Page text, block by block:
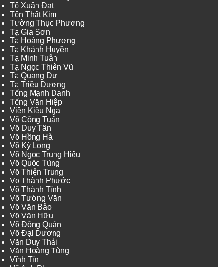
Tô Xuân Đạt
Tôn Thất Kim
Tường Thục Phương
Tạ Gia Sơn
Tạ Hoàng Phương
Tạ Khánh Huyền
Tạ Minh Tuân
Tạ Ngọc Thiên Vũ
Tạ Quang Dự
Tạ Triều Dương
Tống Mạnh Danh
Tống Văn Hiệp
Viên Kiều Nga
Võ Công Tuấn
Võ Duy Tân
Võ Hồng Hà
Võ Kỳ Long
Võ Ngọc Trung Hiếu
Võ Quốc Tùng
Võ Thiện Trung
Võ Thành Phước
Võ Thành Tính
Võ Tường Vân
Võ Văn Bảo
Võ Văn Hữu
Võ Đông Quân
Võ Đại Dương
Văn Duy Thái
Văn Hoàng Tùng
Vĩnh Tín